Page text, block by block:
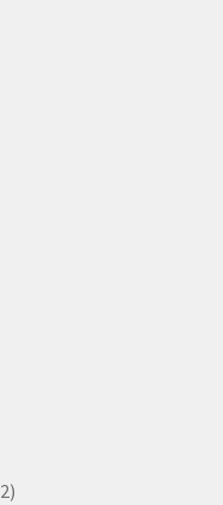
22